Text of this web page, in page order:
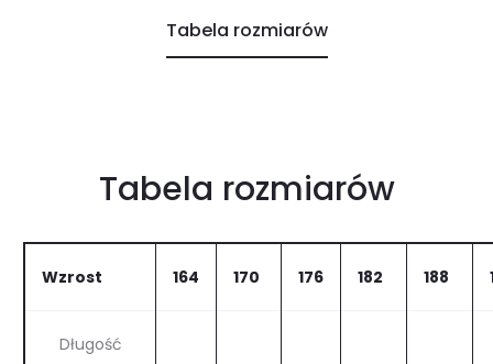
Tabela rozmiarów
Tabela rozmiarów
Wzrost 164 170 176 182 188
Długość